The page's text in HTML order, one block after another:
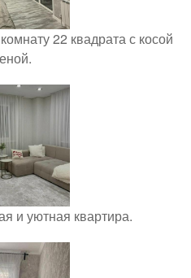
22 квадрата с косой
и уютная квартира.